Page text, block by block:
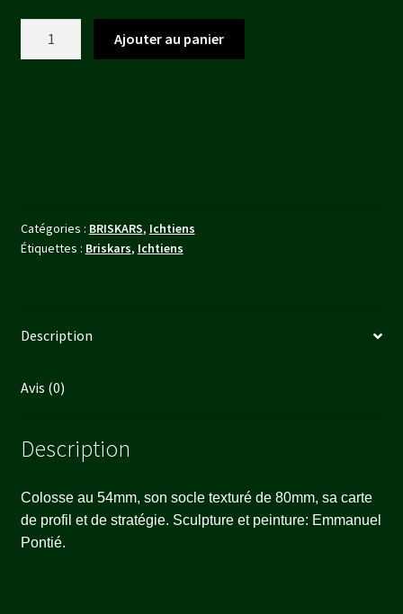
Ajouter au panier
Catégories : BRISKARS, Ichtiens
Étiquettes : Briskars, Ichtiens
Description
Avis (0)
Description
Colosse au 54mm, son socle texturé de 80mm, sa carte
de profil et de stratégie. Sculpture et peinture: Emmanuel
Pontié.